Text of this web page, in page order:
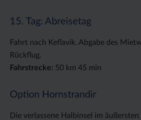
15. Tag: Abreisetag
Fahrt nach Keflavík. Abgabe des
Rückflug.
Fahrstrecke: 50 km 45 min
Option Hornstrandir
Die verlassene Halbinsel im